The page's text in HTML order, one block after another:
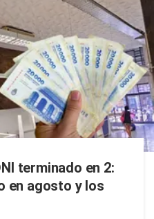
terminado en 2:
en agosto y los